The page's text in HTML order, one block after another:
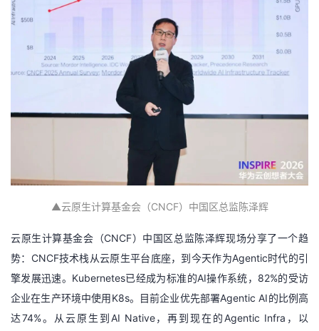
▲云原生计算基金会（CNCF）中国区总监陈泽辉
云原生计算基金会（CNCF）中国区总监陈泽辉现场分享了一个趋
势：CNCF技术栈从云原生平台底座，到今天作为Agentic时代的引
擎发展迅速。Kubernetes已经成为标准的AI操作系统，82%的受访
企业在生产环境中使用K8s。目前企业优先部署Agentic AI的比例高
达74%。从云原生到AI Native，再到现在的Agentic Infra，以